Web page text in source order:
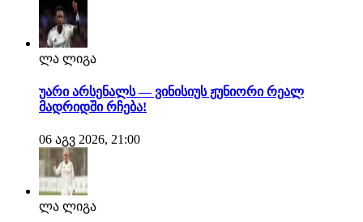
ლა ლიგა
უარი არსენალს — ვინისიუს ჟუნიორი რეალ
მადრიდში რჩება!
06 აგვ 2026, 21:00
ლა ლიგა